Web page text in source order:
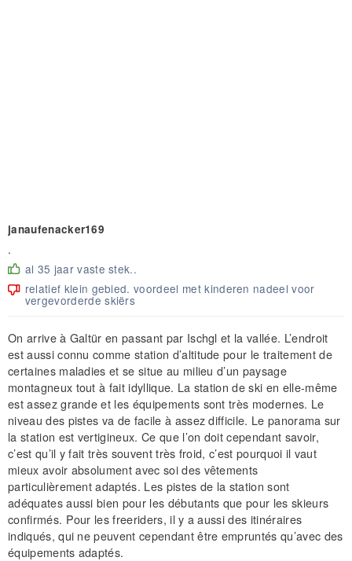
janaufenacker169
.
al 35 jaar vaste stek..
relatief klein gebied. voordeel met kinderen nadeel voor
vergevorderde skiërs
On arrive à Galtür en passant par Ischgl et la vallée. L’endroit
est aussi connu comme station d’altitude pour le traitement de
certaines maladies et se situe au milieu d’un paysage
montagneux tout à fait idyllique. La station de ski en elle-même
est assez grande et les équipements sont très modernes. Le
niveau des pistes va de facile à assez difficile. Le panorama sur
la station est vertigineux. Ce que l’on doit cependant savoir,
c’est qu’il y fait très souvent très froid, c’est pourquoi il vaut
mieux avoir absolument avec soi des vêtements
particulièrement adaptés. Les pistes de la station sont
adéquates aussi bien pour les débutants que pour les skieurs
confirmés. Pour les freeriders, il y a aussi des itinéraires
indiqués, qui ne peuvent cependant être empruntés qu’avec des
équipements adaptés.